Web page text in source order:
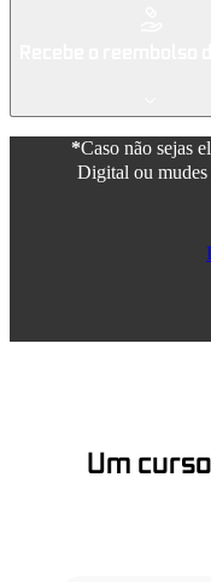
*Caso não sejas
Digital ou mudes
Um